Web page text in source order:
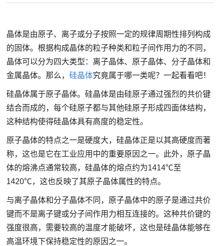
晶体是由原子、离子或分子按照一定的规律周期性排列构成
的固体。根据构成晶体的粒子种类和粒子间作用力的不同，
晶体可以分为四大类型：离子晶体、原子晶体、分子晶体和
金属晶体。那么，硅晶体究竟属于哪一类呢？一起看看吧！
硅晶体属于原子晶体。硅晶体是由硅原子通过强烈的共价键
结合而成的，每个硅原子都与其他硅原子形成四面体结构，
这种结构使得硅晶体具有高度的稳定性。
原子晶体的特点之一是硬度大，硅晶体正是以其高硬度而著
称，这也是它在工业应用中的重要原因之一。此外，原子晶
体的熔沸点通常较高，硅晶体的熔点约为1414℃至
1420℃，这也反映了其原子晶体属性的特点。
与离子晶体和分子晶体不同，原子晶体中的原子是通过共价
键而不是离子键或分子间作用力相互连接的。这种共价键的
强度很高，需要较高的温度才能破坏，这也是硅晶体能够在
高温环境下保持稳定性的原因之一。